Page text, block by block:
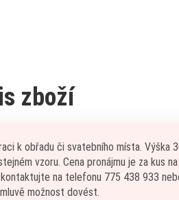
zboží
k obřadu či svatebního místa. Výška
vzoru. Cena pronájmu je za kus
na telefonu 775 438 933
možnost dovést.